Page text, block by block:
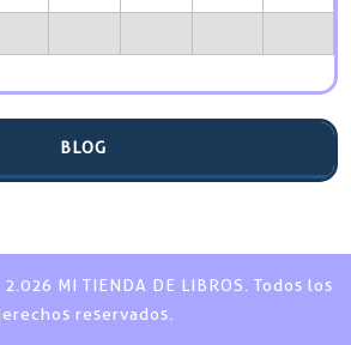
BLOG
MI TIENDA DE LIBROS. Todos los
reservados.